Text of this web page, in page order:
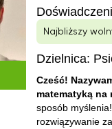
Najbliższy
Dzielnica:
Cześć!
matematyką na
sposób
rozwiązywanie